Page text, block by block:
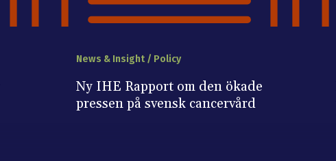
News & Insight / Policy
Ny IHE Rapport om den ökade
pressen på svensk cancervård